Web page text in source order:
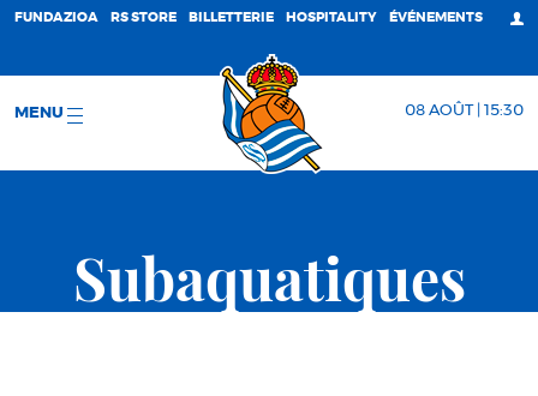
FUNDAZIOA RS STORE BILLETTERIE HOSPITALITY ÉVÉNEMENTS
MENU 08 AOÛT | 15:30
Subaquatiques